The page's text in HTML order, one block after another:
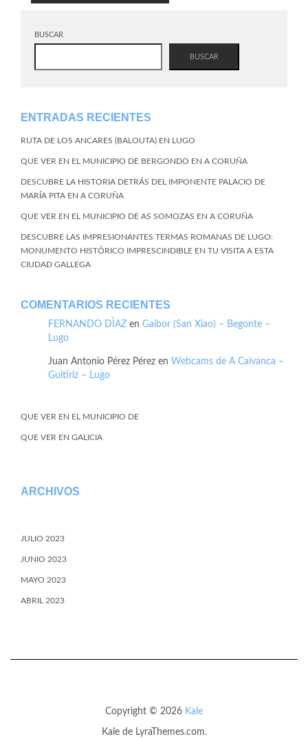
BUSCAR
BUSCAR
ENTRADAS RECIENTES
RUTA DE LOS ANCARES (BALOUTA) EN LUGO
QUE VER EN EL MUNICIPIO DE BERGONDO EN A CORUÑA
DESCUBRE LA HISTORIA DETRÁS DEL IMPONENTE PALACIO DE
MARÍA PITA EN A CORUÑA
QUE VER EN EL MUNICIPIO DE AS SOMOZAS EN A CORUÑA
DESCUBRE LAS IMPRESIONANTES TERMAS ROMANAS DE LUGO:
MONUMENTO HISTÓRICO IMPRESCINDIBLE EN TU VISITA A ESTA
CIUDAD GALLEGA
COMENTARIOS RECIENTES
FERNANDO DÌAZ en Gaibor (San Xiao) – Begonte –
Lugo
Juan Antonio Pérez Pérez en Webcams de A Caivanca –
Guitiriz – Lugo
QUE VER EN EL MUNICIPIO DE
QUE VER EN GALICIA
ARCHIVOS
JULIO 2023
JUNIO 2023
MAYO 2023
ABRIL 2023
Copyright © 2026 Kale
Kalede LyraThemes.com.